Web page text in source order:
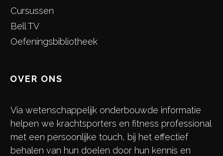
Cursussen
Bell TV
Oefeningsbibliotheek
OVER ONS
Via wetenschappelijk onderbouwde informatie
helpen we krachtsporters en fitness professional
met een persoonlijke touch, bij het effectief
behalen van hun doelen door hun kennis en